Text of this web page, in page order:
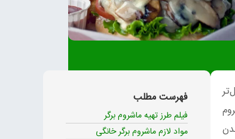
فهرست مطلب
فیلم طرز تهیه ماشروم برگر
مواد لازم ماشروم برگر خانگی